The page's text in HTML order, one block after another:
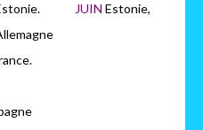
Estonie.
JUIN Estonie,
Allemagne
France.